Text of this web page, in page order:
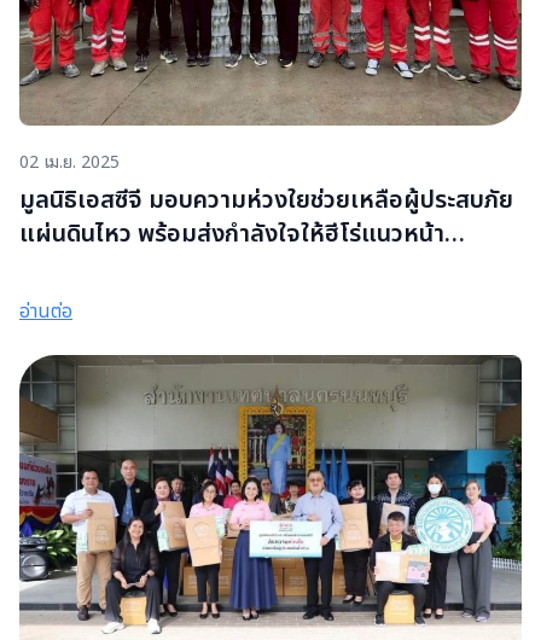
ข้าง และเป็นกำลังใจให้ผู้ประสบภัยทุกท่านเข้มแข็งและก้าวผ่าน
ช่วงเวลาที่ยากลำบากนี้ไปด้วยกัน
02 เม.ย. 2025
มูลนิธิเอสซีจี มอบความห่วงใยช่วยเหลือผู้ประสบภัย
แผ่นดินไหว พร้อมส่งกำลังใจให้ฮีโร่แนวหน้า
อ่านต่อ